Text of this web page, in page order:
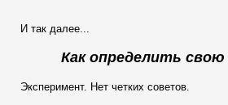
И так далее...
Как определить
Эксперимент. Нет четких советов.